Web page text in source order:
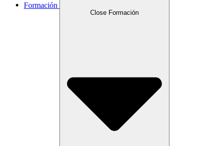
Formación
Close Formación